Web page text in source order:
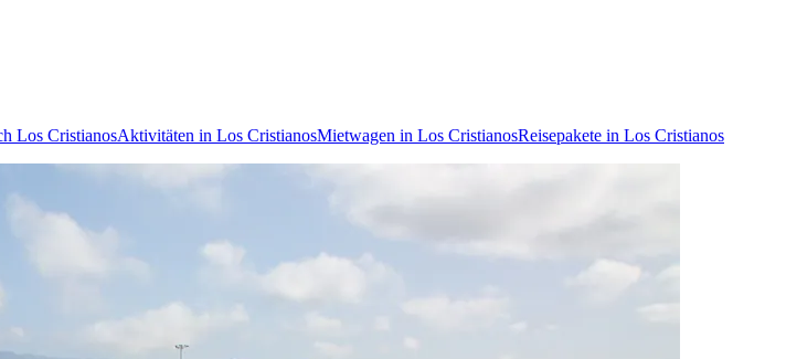
Los CristianosAktivitäten in Los CristianosMietwagen in Los CristianosReisepakete in Los Cristianos